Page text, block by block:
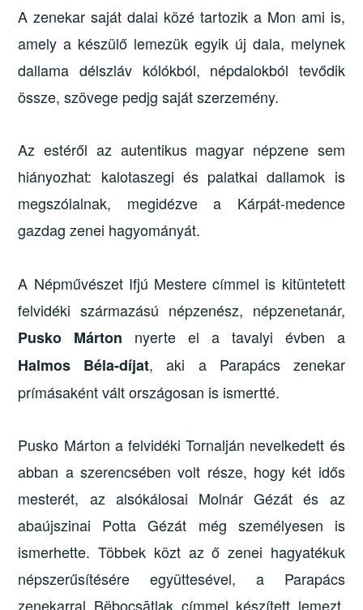
A zenekar saját dalai közé tartozik a Mon ami is,
amely a készülő lemezük egyik új dala, melynek
dallama délszláv kólókból, népdalokból tevődik
össze, szövege pedjg saját szerzemény.
Az estéről az autentikus magyar népzene sem
hiányozhat: kalotaszegi és palatkai dallamok is
megszólalnak, megidézve a Kárpát-medence
gazdag zenei hagyományát.
A Népművészet Ifjú Mestere címmel is kitüntetett
felvidéki származású népzenész, népzenetanár,
Pusko Márton nyerte el a tavalyi évben a
Halmos Béla-díjat, aki a Parapács zenekar
prímásaként vált országosan is ismertté.
Pusko Márton a felvidéki Tornalján nevelkedett és
abban a szerencsében volt része, hogy két idős
mesterét, az alsókálosai Molnár Gézát és az
abaújszinai Potta Gézát még személyesen is
ismerhette. Többek közt az ő zenei hagyatékuk
népszerűsítésére együttesével, a Parapács
zenekarral Bëbocsātlak címmel készített lemezt,